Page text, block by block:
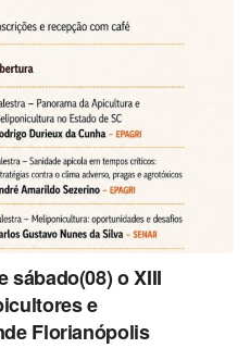
sábado(08) o XIII
e
Florianópolis